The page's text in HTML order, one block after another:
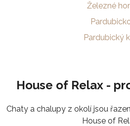
Železné
Pardubický
House of Relax -
Chaty a chalupy z okolí jsou
House of